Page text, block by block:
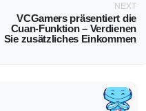
NEXT
VCGamers präsentiert die
Cuan-Funktion – Verdienen
Sie zusätzliches Einkommen